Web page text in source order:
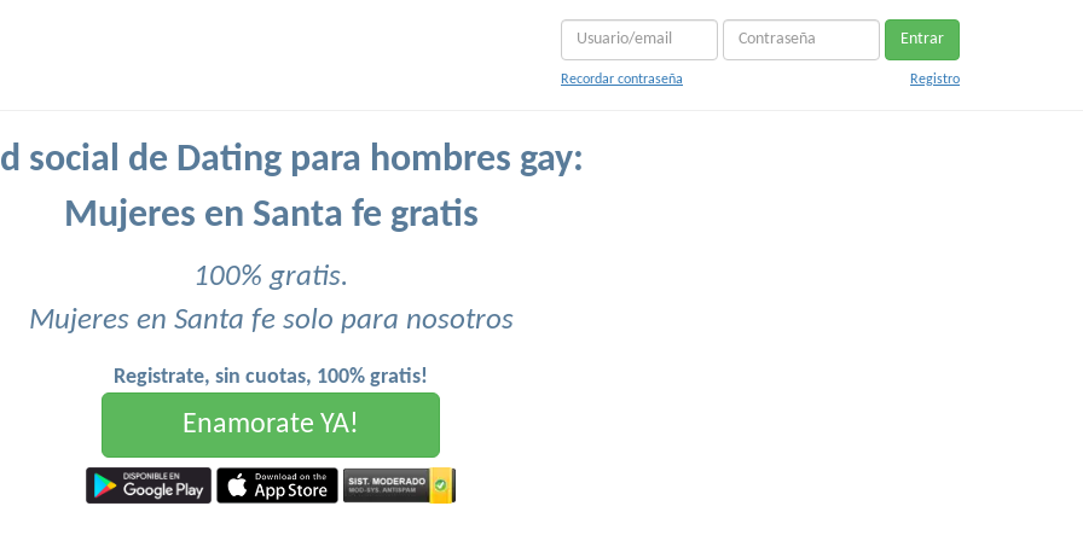
Entrar
Recordar contraseña Registro
social de Dating para hombres gay:
Mujeres en Santa fe gratis
100% gratis.
Mujeres en Santa fe solo para nosotros
Registrate, sin cuotas, 100% gratis!
Enamorate YA!